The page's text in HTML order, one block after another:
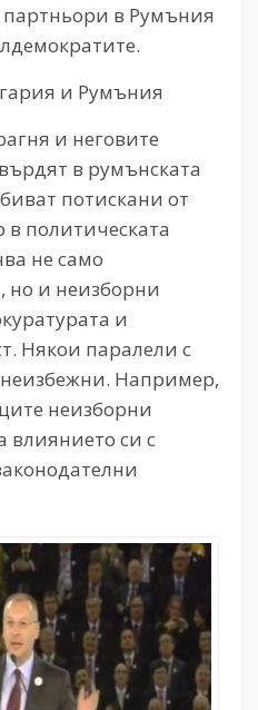
партньори в Румъния
и Румъния
и неговите
в румънската
потискани от
в политическата
не само
но и неизборни
и
Някои паралели с
Например,
неизборни
влиянието си с